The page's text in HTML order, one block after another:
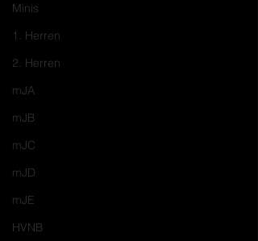
Minis
1. Herren
2. Herren
mJA
mJB
mJC
mJD
mJE
HVNB